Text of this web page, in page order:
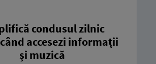
condusul zilnic
accesezi informații
și muzică